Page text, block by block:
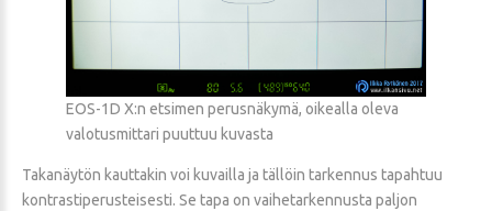
EOS-1D X:n etsimen perusnäkymä, oikealla oleva
valotusmittari puuttuu kuvasta
Takanäytön kauttakin voi kuvailla ja tällöin tarkennus tapahtuu
kontrastiperusteisesti. Se tapa on vaihetarkennusta paljon